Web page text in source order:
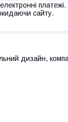
сайту.
дизайн,